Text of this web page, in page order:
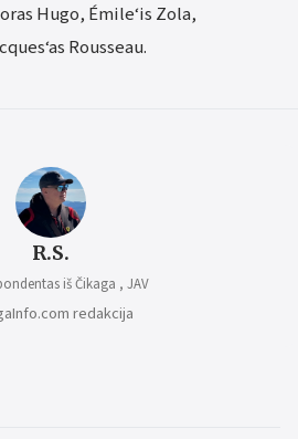
Hugo, Émile‘is Zola,
Rousseau.
R.S.
iš Čikaga , JAV
redakcija